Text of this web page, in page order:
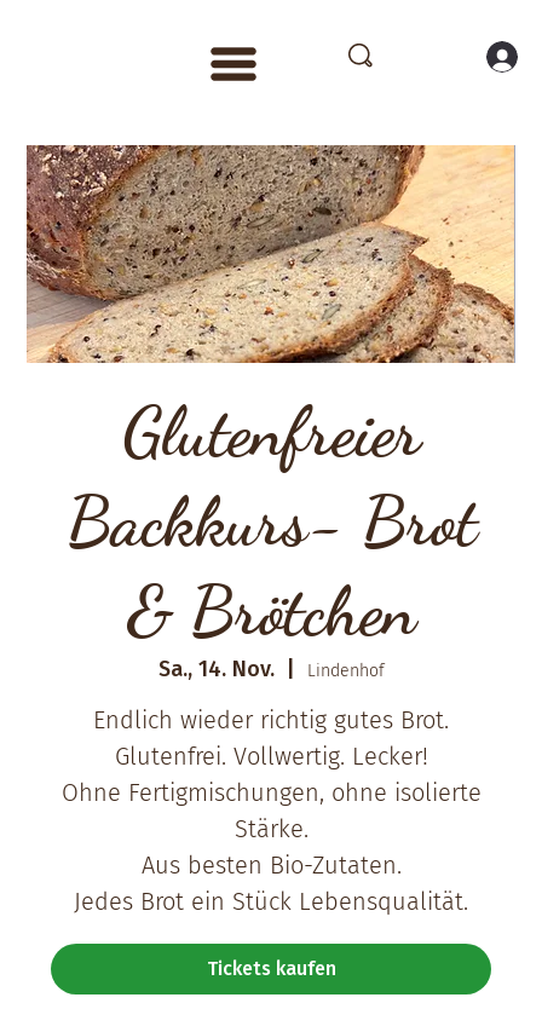
Glutenfreier
Backkurs- Brot
& Brötchen
Sa., 14. Nov.
  |
Lindenhof
Endlich wieder richtig gutes Brot.
Glutenfrei. Vollwertig. Lecker!
Ohne Fertigmischungen, ohne isolierte
Stärke.
Aus besten Bio-Zutaten.
Jedes Brot ein Stück Lebensqualität.
Tickets kaufen